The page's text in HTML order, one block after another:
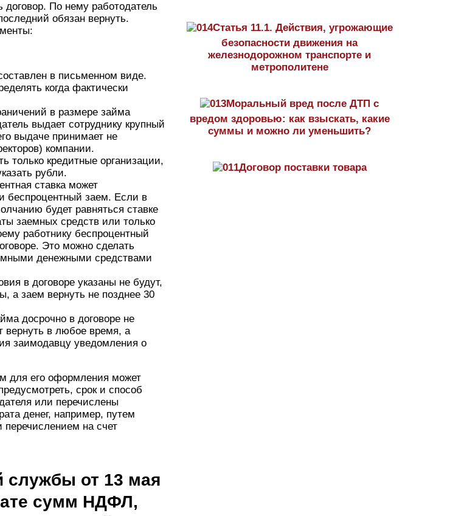
По нему работодатель
обязан вернуть.
в письменном виде.
когда фактически
в размере займа
выдает сотруднику крупный
выдаче принимает не
компании.
только кредитные организации,
рубли.
ставка может
беспроцентный заем. Если в
будет равняться ставке
заемных средств или только
работнику беспроцентный
Это можно сделать
денежными средствами
в договоре указаны не будут,
а заем вернуть не позднее 30
досрочно в договоре не
вернуть в любое время, а
заимодавцу уведомления о
для его оформления может
срок и способ
или перечислены
денег, например, путем
перечислением на счет
службы от 13 мая
сумм НДФЛ,
Статья 11.1. Действия, угрожающие
безопасности движения на
железнодорожном транспорте и
метрополитене
Моральный вред после ДТП с
вредом здоровью: как взыскать, какие
суммы и можно ли уменьшить?
Договор поставки товара